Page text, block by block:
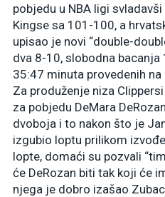
pobjedu u NBA ligi
Kingse sa 101-100, a
upisao je novi “double-
dva 8-10, slobodna
35:47 minuta provedenih na
Za produženje niza
za pobjedu DeMara
dvoboja i to nakon što je
izgubio loptu prilikom
lopte, domaći su pozvali
će DeRozan biti tak koji će
njega je dobro izašao